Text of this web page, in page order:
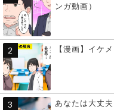
ンガ動画）
【漫画】イケ
あなたは大丈